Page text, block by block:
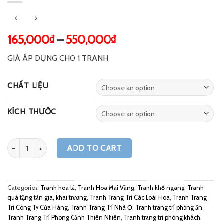
165,000₫–550,000₫
GIÁ ÁP DỤNG CHO 1 TRANH
CHẤT LIỆU
KÍCH THƯỚC
Quantity ADD TO CART
Categories: Tranh hoa lá, Tranh Hoa Mai Vàng, Tranh khổ ngang, Tranh
quà tặng tân gia, khai trương, Tranh Trang Trí Các Loài Hoa, Tranh Trang
Trí Công Ty Cửa Hàng, Tranh Trang Trí Nhà Ở, Tranh trang trí phòng ăn,
Tranh Trang Trí Phong Cảnh Thiên Nhiên, Tranh trang trí phòng khách,